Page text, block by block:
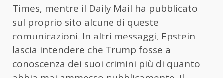
Times, mentre il Daily Mail ha pubblicato
sul proprio sito alcune di queste
comunicazioni. In altri messaggi, Epstein
lascia intendere che Trump fosse a
conoscenza dei suoi crimini più di quanto